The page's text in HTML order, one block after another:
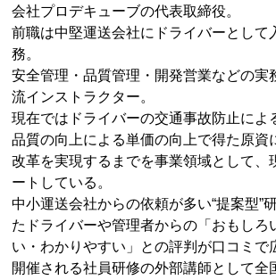
会社プロデキューブの代表取締役。
前職は中堅運送会社にドライバーとして
務。
安全管理・品質管理・開発営業などの実
流インストラクター。
現在ではドライバーの交通事故防止によ
品質の向上による単価の向上で得た原資
改革を実現するまでを事業領域として、
ートしている。
中小運送会社からの依頼が多い“提案型”
たドライバーや管理者からの「おもしろ
い・わかりやすい」との評判が口コミで
開催される社員研修の外部講師として全